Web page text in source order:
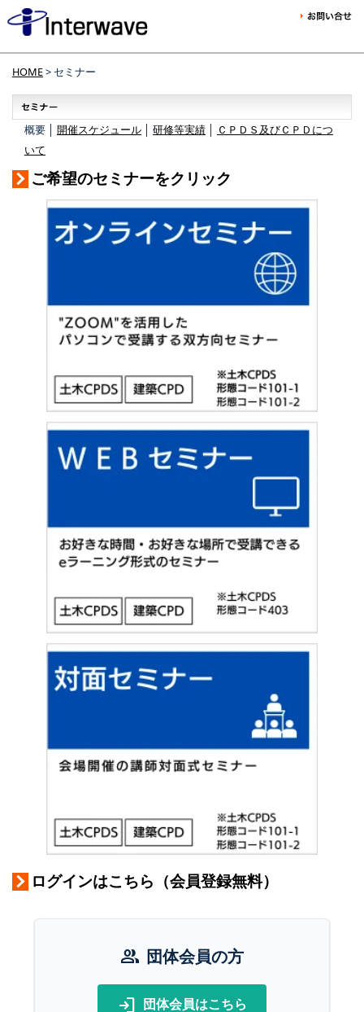
HOME> セミナー
概要 │ 開催スケジュール 研修等実績
ＣＰＤＳ及びＣＰＤにつ
いて
ご希望のセミナーをクリック
ログインはこちら（会員登録無料）
group 団体会員の方
login 団体会員はこちら